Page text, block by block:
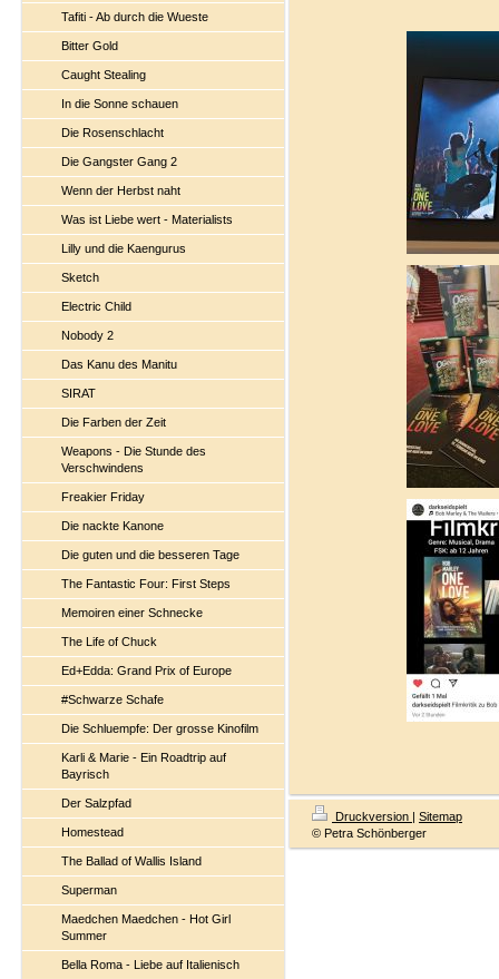
Tafiti - Ab durch die Wueste
Bitter Gold
Caught Stealing
In die Sonne schauen
Die Rosenschlacht
Die Gangster Gang 2
Wenn der Herbst naht
Was ist Liebe wert - Materialists
Lilly und die Kaengurus
Sketch
Electric Child
Nobody 2
Das Kanu des Manitu
SIRAT
Die Farben der Zeit
Weapons - Die Stunde des
Verschwindens
Freakier Friday
Die nackte Kanone
Die guten und die besseren Tage
The Fantastic Four: First Steps
Memoiren einer Schnecke
The Life of Chuck
Ed+Edda: Grand Prix of Europe
#Schwarze Schafe
Die Schluempfe: Der grosse Kinofilm
Karli & Marie - Ein Roadtrip auf
Bayrisch
Der Salzpfad
Homestead
The Ballad of Wallis Island
Superman
Maedchen Maedchen - Hot Girl
Summer
Bella Roma - Liebe auf Italienisch
Druckversion | Sitemap
© Petra Schönberger